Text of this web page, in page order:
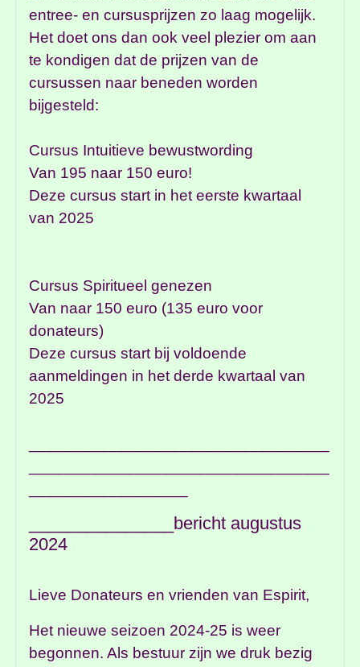
entree- en cursusprijzen zo laag mogelijk.
Het doet ons dan ook veel plezier om aan
te kondigen dat de prijzen van de
cursussen naar beneden worden
bijgesteld:
Cursus Intuitieve bewustwording
Van 195 naar 150 euro!
Deze cursus start in het eerste kwartaal
van 2025
Cursus Spiritueel genezen
Van naar 150 euro (135 euro voor
donateurs)
Deze cursus start bij voldoende
aanmeldingen in het derde kwartaal van
2025
_______________bericht augustus
2024
Lieve Donateurs en vrienden van Espirit,
Het nieuwe seizoen 2024-25 is weer
begonnen. Als bestuur zijn we druk bezig